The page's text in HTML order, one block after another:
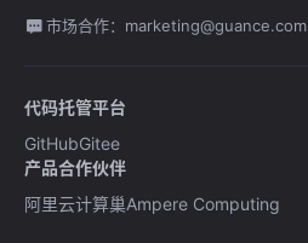
市场合作：marketing@guance.com
代码托管平台
GitHubGitee
产品合作伙伴
阿里云计算巢Ampere Computing